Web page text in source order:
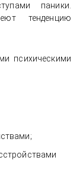
паники.
тенденцию
психическими